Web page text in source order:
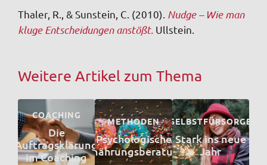
Thaler, R., & Sunstein, C. (2010). Nudge – Wie man
kluge Entscheidungen anstößt. Ullstein.
Weitere Artikel zum Thema
COACHING
Die
Auftragsklärung
im Coaching
METHODEN
Psychologische
Ernährungsberatung
SELBSTFÜRSORGE
Stark ins neue
Jahr